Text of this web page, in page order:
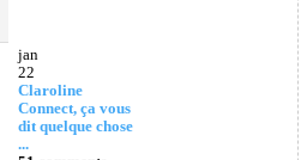
jan
22
Claroline
Connect, ça vous
dit quelque chose
...